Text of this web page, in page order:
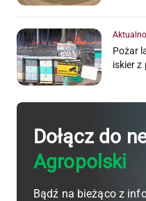
Pożar
iskier z
Dołącz do
Agropolski
Bądź na bieżąco z